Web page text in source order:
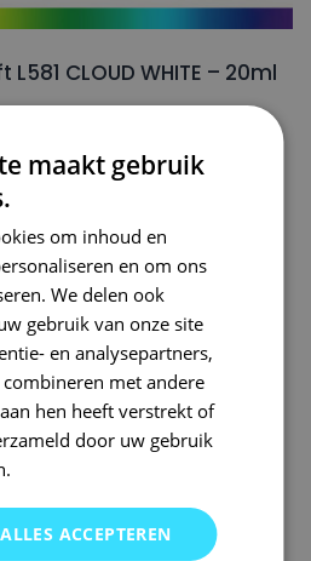
L581 CLOUD WHITE – 20ml
maakt gebruik
om inhoud en
en om ons
We delen ook
gebruik van onze site
en analysepartners,
met andere
hen heeft verstrekt of
door uw gebruik
ALLES ACCEPTEREN